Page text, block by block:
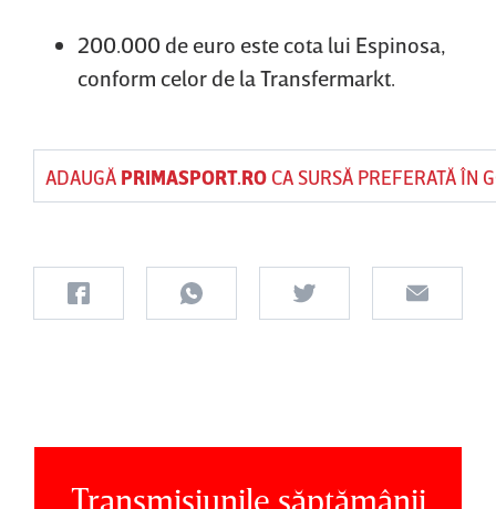
200.000 de euro este cota lui Espinosa,
conform celor de la Transfermarkt.
ADAUGĂ PRIMASPORT.ROCA SURSĂ PREFERATĂ ÎN
Transmisiunile săptămânii